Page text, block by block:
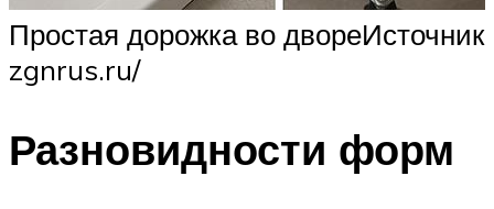
Простая дорожка во двореИсточник
zgnrus.ru/
Разновидности форм